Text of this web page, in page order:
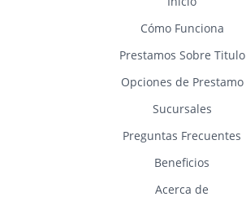
Cómo Funciona
Prestamos Sobre Titulo
Opciones de Prestamo
Sucursales
Preguntas Frecuentes
Beneficios
Acerca de